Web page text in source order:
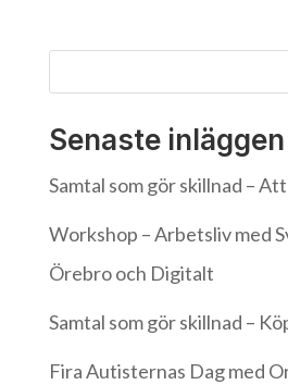
Senaste inläggen
Samtal som gör skillnad –
Workshop – Arbetsliv med
Örebro och Digitalt
Samtal som gör skillnad –
Fira Autisternas Dag med